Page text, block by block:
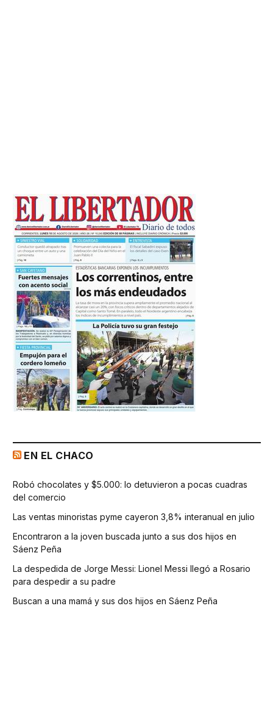
EN EL CHACO
Robó chocolates y $5.000: lo detuvieron a pocas cuadras
del comercio
Las ventas minoristas pyme cayeron 3,8% interanual en julio
Encontraron a la joven buscada junto a sus dos hijos en
Sáenz Peña
La despedida de Jorge Messi: Lionel Messi llegó a Rosario
para despedir a su padre
Buscan a una mamá y sus dos hijos en Sáenz Peña